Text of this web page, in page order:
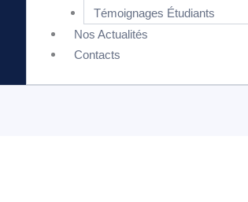
Témoignages Étudiants
Nos Actualités
Contacts